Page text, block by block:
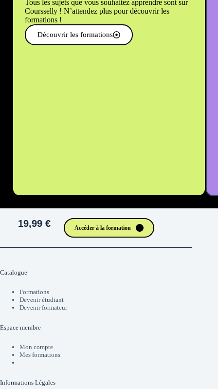
Tous les sujets que vous souhaitez apprendre sont sur
Coursselly ! N’attendez plus pour découvrir les
formations !
Découvrir les formations
19,99 € Accéder à la formation
Catalogue
Formations
Devenir étudiant
Devenir formateur
Espace membre
Mon compte
Mes formations
Informations Légales